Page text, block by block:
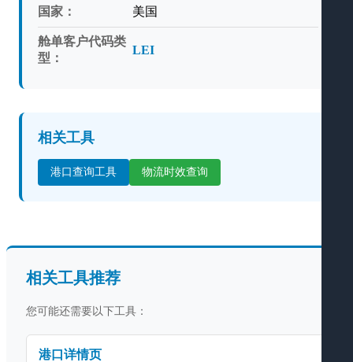
国家： 美国
舱单客户代码类
型：
LEI
相关工具
港口查询工具 物流时效查询
相关工具推荐
您可能还需要以下工具：
港口详情页